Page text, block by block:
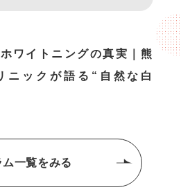
ワイトニングの真実｜熊
ニックが語る“自然な白
ム一覧をみる